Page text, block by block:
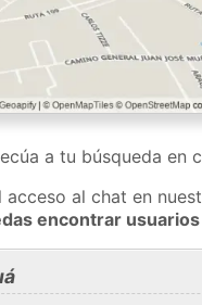
a tu búsqueda en
al chat en
encontrar